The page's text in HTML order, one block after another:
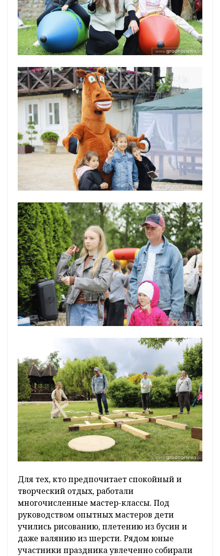
Для тех, кто предпочитает спокойный и
творческий отдых, работали
многочисленные мастер-классы. Под
руководством опытных мастеров дети
учились рисованию, плетению из бусин и
даже валянию из шерсти. Рядом юные
участники праздника увлеченно собирали